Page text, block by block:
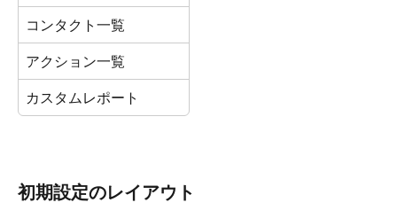
コンタクト一覧
アクション一覧
カスタムレポート
初期設定のレイアウト